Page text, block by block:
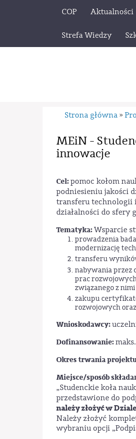
COP Aktualności
Strefa Wiedzy
Strona główna »
MEiN -
innowacje
Cel:pomoc kołom
podniesieniu jakości
transferu technologii
działalności do sfery
Tematyka:Wsparcie
prowadzenia
modernizację
transferu
nabywania przez
prac
związanego z
zakupu
rozwojowych
Wnioskodawcy:
Dofinansowanie:
Okres trwania
Miejsce/sposób
„Studenckie koła
przedstawione do
należy złożyć w
Należy złożyć
wybraniu opcji